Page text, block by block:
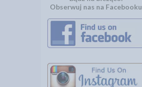
Obserwuj nas na Facebooku